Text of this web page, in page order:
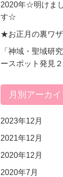
2020年☆明けま
す☆
★お正月の裏ワ
「神域・聖域研
ースポット発見
月別アーカ
2023年12月
2021年12月
2020年12月
2020年7月